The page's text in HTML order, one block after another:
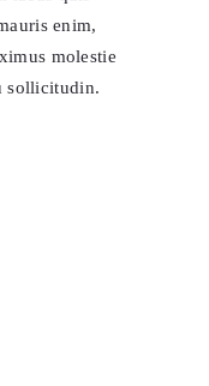
enim,
molestie
sollicitudin.